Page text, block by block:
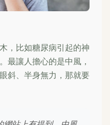
，比如糖尿病引起的神
最讓人擔心的是中風，
斜、半身無力，那就要